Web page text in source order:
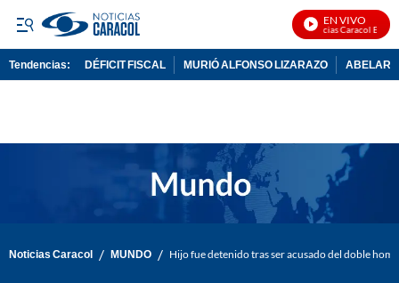
EN VIVO
Noticias Caracol En Vivo
Tendencias: DÉFICIT FISCAL MURIÓ ALFONSO LIZARAZO
Noticias Caracol / MUNDO / Hijo fue detenido tras ser acusado del doble